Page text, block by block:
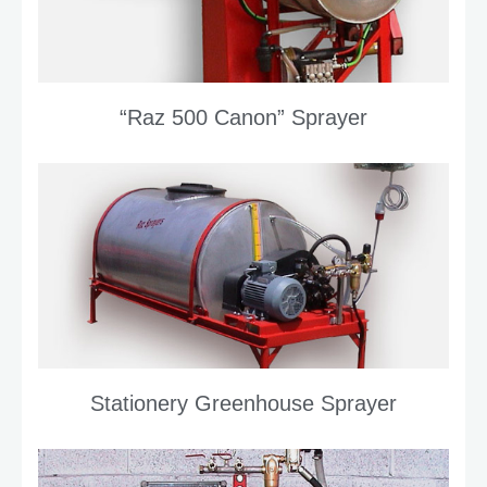
“Raz 500 Canon” Sprayer
Stationery Greenhouse Sprayer
בהתבסס על
אופן השימוש
באתר.
חוויית
יפעל בצורה
הטובה ביותר
האפשרית
במהלך ביקורך.
אם תסרב לקבל
קובצי Cookie
אלה, חלק
מהפונקציונליות
תיעלם
שיווק
על ידי